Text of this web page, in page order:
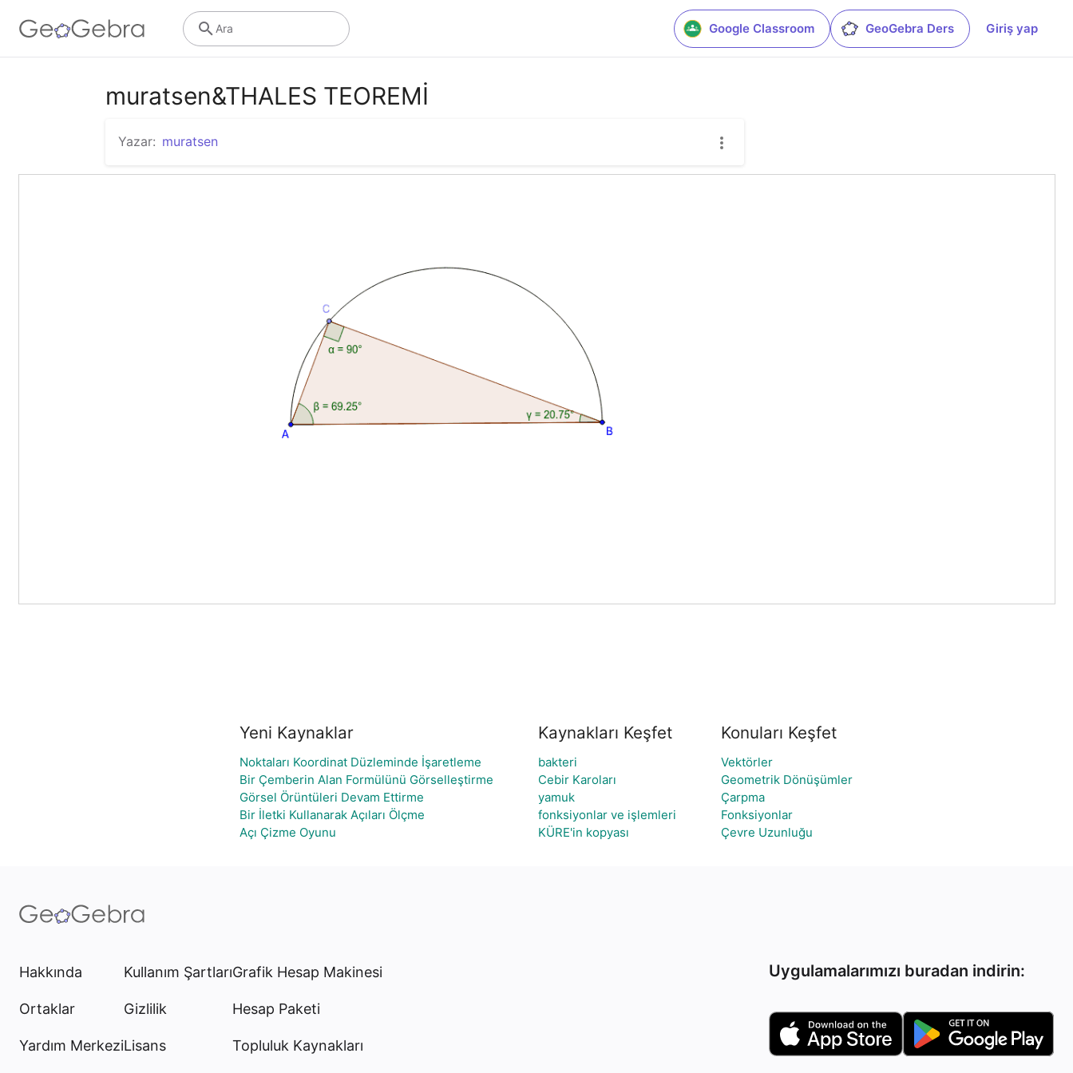
Google Classroom GeoGebra Ders Giriş yap
Ara
muratsen&THALES TEOREMİ
Yazar: muratsen
Yeni Kaynaklar
Noktaları Koordinat Düzleminde İşaretleme
Bir Çemberin Alan Formülünü Görselleştirme
Görsel Örüntüleri Devam Ettirme
Bir İletki Kullanarak Açıları Ölçme
Açı Çizme Oyunu
Kaynakları Keşfet
bakteri
Cebir Karoları
yamuk
fonksiyonlar ve işlemleri
KÜRE'in kopyası
Konuları Keşfet
Vektörler
Geometrik Dönüşümler
Çarpma
Fonksiyonlar
Çevre Uzunluğu
Hakkında
Ortaklar
Yardım Merkezi
Kullanım Şartları
Gizlilik
Lisans
Grafik Hesap Makinesi
Hesap Paketi
Topluluk Kaynakları
Uygulamalarımızı buradan indirin: